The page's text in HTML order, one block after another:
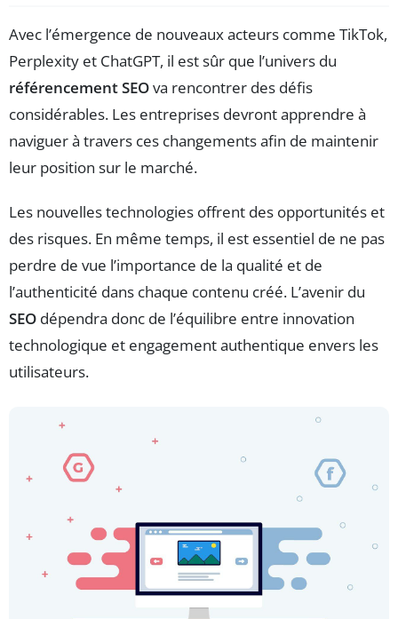
Avec l’émergence de nouveaux acteurs comme TikTok,
Perplexity et ChatGPT, il est sûr que l’univers du
référencement SEOva rencontrer des défis
considérables. Les entreprises devront apprendre à
naviguer à travers ces changements afin de maintenir
leur position sur le marché.
Les nouvelles technologies offrent des opportunités et
des risques. En même temps, il est essentiel de ne pas
perdre de vue l’importance de la qualité et de
l’authenticité dans chaque contenu créé. L’avenir du
SEO dépendra donc de l’équilibre entre innovation
technologique et engagement authentique envers les
utilisateurs.